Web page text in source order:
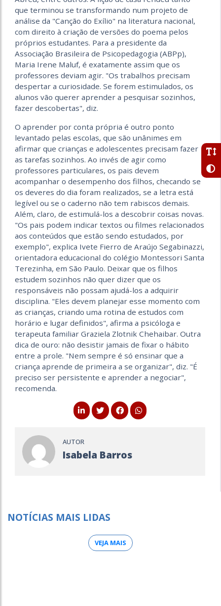
que terminou se transformando num projeto de
análise da "Canção do Exílio" na literatura nacional,
com direito à criação de versões do poema pelos
próprios estudantes. Para a presidente da
Associação Brasileira de Psicopedagogia (ABPp),
Maria Irene Maluf, é exatamente assim que os
professores deviam agir. "Os trabalhos precisam
despertar a curiosidade. Se forem estimulados, os
alunos vão querer aprender a pesquisar sozinhos,
fazer descobertas", diz.
O aprender por conta própria é outro ponto
levantado pelas escolas, que são unânimes em
afirmar que crianças e adolescentes precisam fazer
as tarefas sozinhos. Ao invés de agir como
professores particulares, os pais devem
acompanhar o desempenho dos filhos, checando se
os deveres do dia foram realizados, se a letra está
legível ou se o caderno não tem rabiscos demais.
Além, claro, de estimulá-los a descobrir coisas novas.
"Os pais podem indicar textos ou filmes relacionados
aos conteúdos que estão sendo estudados, por
exemplo", explica Ivete Fierro de Araújo Segabinazzi,
orientadora educacional do colégio Montessori Santa
Terezinha, em São Paulo. Deixar que os filhos
estudem sozinhos não quer dizer que os
responsáveis não possam ajudá-los a adquirir
disciplina. "Eles devem planejar esse momento com
as crianças, criando uma rotina de estudos com
horário e lugar definidos", afirma a psicóloga e
terapeuta familiar Graziela Zlotnik Chehaibar. Outra
dica de ouro: não desistir jamais de fixar o hábito
entre a prole. "Nem sempre é só ensinar que a
criança aprende de primeira a se organizar", diz. "É
preciso ser persistente e aprender a negociar",
recomenda.
AUTOR
Isabela Barros
NOTÍCIAS MAIS LIDAS
VEJA MAIS